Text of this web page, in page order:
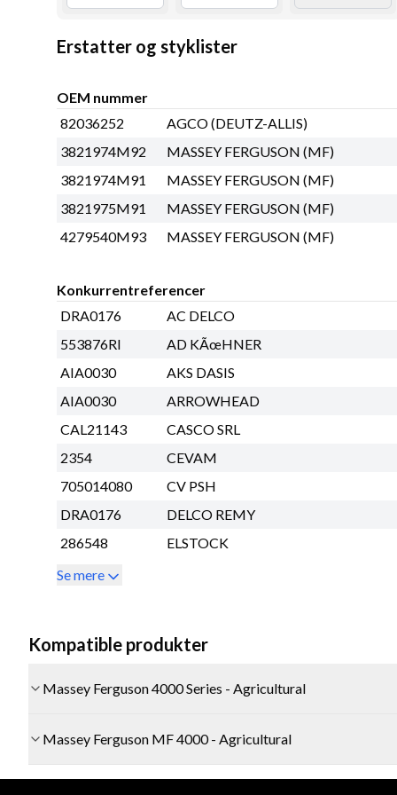
Erstatter og styklister
OEM nummer
82036252
AGCO (DEUTZ-ALLIS)
3821974M92
MASSEY FERGUSON (MF)
3821974M91
MASSEY FERGUSON (MF)
3821975M91
MASSEY FERGUSON (MF)
4279540M93
MASSEY FERGUSON (MF)
Konkurrentreferencer
DRA0176
AC DELCO
553876RI
AD KÃœHNER
AIA0030
AKS DASIS
AIA0030
ARROWHEAD
CAL21143
CASCO SRL
2354
CEVAM
705014080
CV PSH
DRA0176
DELCO REMY
286548
ELSTOCK
Se mere
Kompatible produkter
Massey Ferguson 4000 Series - Agricultural
Massey Ferguson MF 4000 - Agricultural